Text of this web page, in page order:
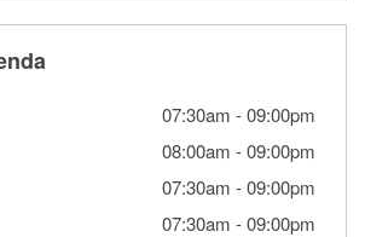
07:30am -09:00pm
08:00am -09:00pm
07:30am -09:00pm
07:30am -09:00pm